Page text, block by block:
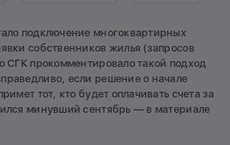
подключение многоквартирных
собственников жилья (запросов
СГК прокомментировало такой подход
если решение о начале
тот, кто будет оплачивать счета за
минувший сентябрь — в материале